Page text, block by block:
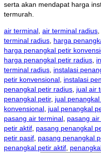
serta akan mendapat harga
termurah.
air terminal air terminal radius
terminal radius harga
harga penangkal petir
harga penangkal petir radius
terminal radius instalasi
petir konvensional instalasi
penangkal petir radius jual air
penangkal petir, jual
konvensional jual penangkal
pasang air terminal pasang
petir aktif pasang penangkal
petir pasif pasang penangkal
penangkal petir aktif